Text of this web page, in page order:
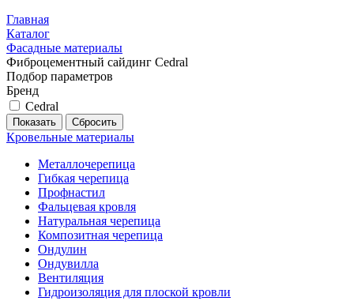
Главная
Каталог
Фасадные материалы
Фиброцементный сайдинг Cedral
Подбор параметров
Бренд
Cedral
Кровельные материалы
Металлочерепица
Гибкая черепица
Профнастил
Фальцевая кровля
Натуральная черепица
Композитная черепица
Ондулин
Ондувилла
Вентиляция
Гидроизоляция для плоской кровли